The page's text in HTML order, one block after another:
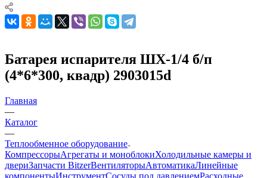
Батарея испарителя ШХ-1/4 б/п
(4*6*300, квадр) 2903015d
Главная
—
Каталог
—
Теплообменное оборудование
КомпрессорыАгрегаты и моноблокиХолодильные камеры и
двериЗапчасти BitzerВентиляторыАвтоматикаЛинейные
компонентыИнструментСосуды под давлениемРасходные